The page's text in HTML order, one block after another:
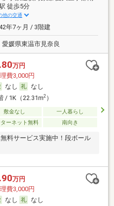
徒歩5分
他の交通
年7ヶ月 / 3階建
愛媛県東温市見奈良
万円
費3,000円
なし
なし
/ 1K（22.31m2）
敷金なし
一人暮らし
ーネット無料 南向き
料サービス実施中！段ボール
万円
費3,000円
なし
なし